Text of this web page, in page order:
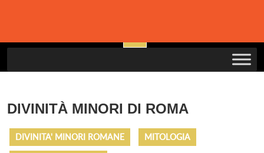
DIVINITÀ MINORI DI ROMA
DIVINITA' MINORI ROMANE MITOLOGIA